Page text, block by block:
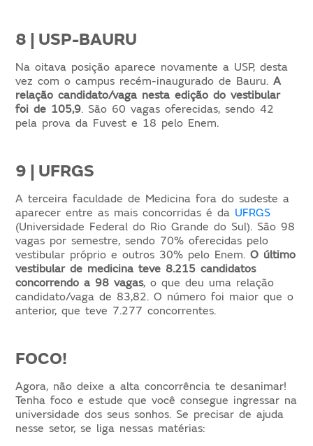
8 | USP-BAURU
Na oitava posição aparece novamente a USP, desta
vez com o campus recém-inaugurado de Bauru.A
relação candidato/vaga nesta edição do vestibular
foi de 105,9. São 60 vagas oferecidas, sendo 42
pela prova da Fuvest e 18 pelo Enem.
9 | UFRGS
A terceira faculdade de Medicina fora do sudeste a
aparecer entre as mais concorridas é da UFRGS
(Universidade Federal do Rio Grande do Sul). São 98
vagas por semestre, sendo 70% oferecidas pelo
vestibular próprio e outros 30% pelo Enem.O último
vestibular de medicina teve 8.215 candidatos
concorrendo a 98 vagas, o que deu uma relação
candidato/vaga de 83,82. O número foi maior que o
anterior, que teve 7.277 concorrentes.
FOCO!
Agora, não deixe a alta concorrência te desanimar!
Tenha foco e estude que você consegue ingressar na
universidade dos seus sonhos. Se precisar de ajuda
nesse setor, se liga nessas matérias: